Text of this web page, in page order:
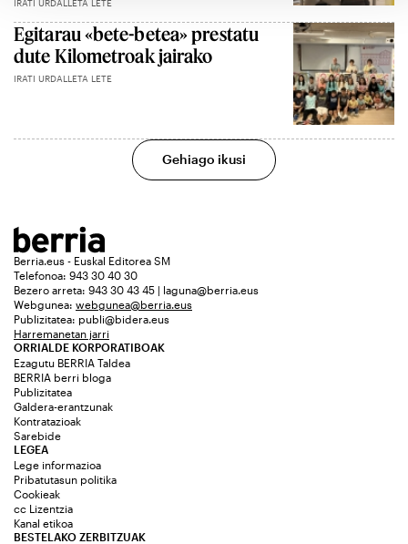
IRATI URDALLETA LETE
Egitarau «bete-betea» prestatu
dute Kilometroak jairako
IRATI URDALLETA LETE
Gehiago ikusi
Berria.eus - Euskal Editorea SM
Telefonoa: 943 30 40 30
Bezero arreta: 943 30 43 45 | laguna@berria.eus
Webgunea: webgunea@berria.eus
Publizitatea: publi@bidera.eus
Harremanetan jarri
ORRIALDE KORPORATIBOAK
Ezagutu BERRIA Taldea
BERRIA berri bloga
Publizitatea
Galdera-erantzunak
Kontratazioak
Sarebide
LEGEA
Lege informazioa
Pribatutasun politika
Cookieak
cc Lizentzia
Kanal etikoa
BESTELAKO ZERBITZUAK